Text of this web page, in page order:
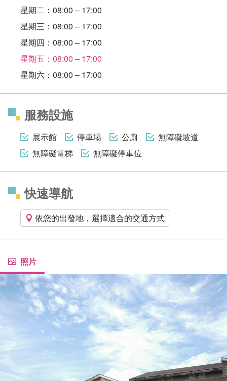
星期二：08:00 – 17:00
星期三：08:00 – 17:00
星期四：08:00 – 17:00
星期五：08:00 – 17:00
星期六：08:00 – 17:00
服務設施
展示館 停車場 公廁
無障礙坡道
無障礙電梯
無障礙停車位
快速導航
依您的出發地，選擇適合的交通方式
照片